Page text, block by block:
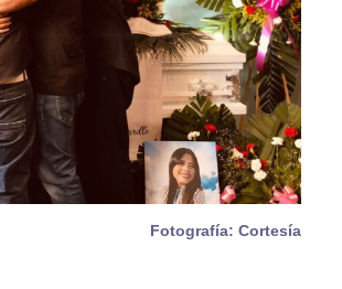
Fotografía: Cortesía